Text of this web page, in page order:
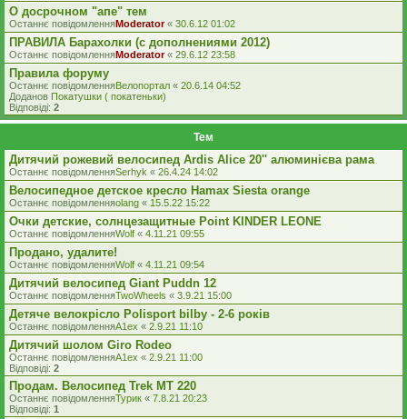
О досрочном "апе" тем
Останнє повідомленняModerator« 30.6.12 01:02
ПРАВИЛА Барахолки (с дополнениями 2012)
Останнє повідомленняModerator« 29.6.12 23:58
Правила форуму
Останнє повідомленняВелопортал « 20.6.14 04:52
Доданов Покатушки ( покатеньки)
Відповіді: 2
Тем
Дитячий рожевий велосипед Ardis Alice 20'' алюминієва рама
Останнє повідомленняSerhyk « 26.4.24 14:02
Велосипедное детское кресло Hamax Siesta orange
Останнє повідомленняolang « 15.5.22 15:22
Очки детские, солнцезащитные Point KINDER LEONE
Останнє повідомленняWolf « 4.11.21 09:55
Продано, удалите!
Останнє повідомленняWolf « 4.11.21 09:54
Дитячий велосипед Giant Puddn 12
Останнє повідомленняTwoWheels « 3.9.21 15:00
Детяче велокрісло Polisport bilby - 2-6 років
Останнє повідомленняA1ex « 2.9.21 11:10
Дитячий шолом Giro Rodeo
Останнє повідомленняA1ex « 2.9.21 11:00
Відповіді: 2
Продам. Велосипед Trek MT 220
Останнє повідомленняТурик « 7.8.21 20:23
Відповіді: 1